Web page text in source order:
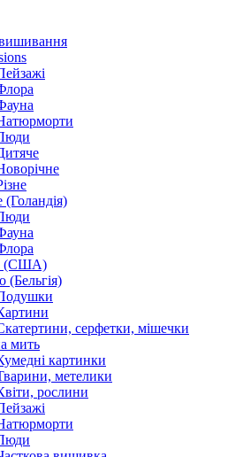
(Голандія)
(США)
(Бельгія)
серфетки, мішечки
мить
картинки
метелики
рослини